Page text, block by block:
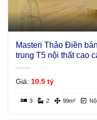
Masteri Thảo Điền
trung T5 nội thất cao
Giá: 10.5 tỷ
3 2 99m²